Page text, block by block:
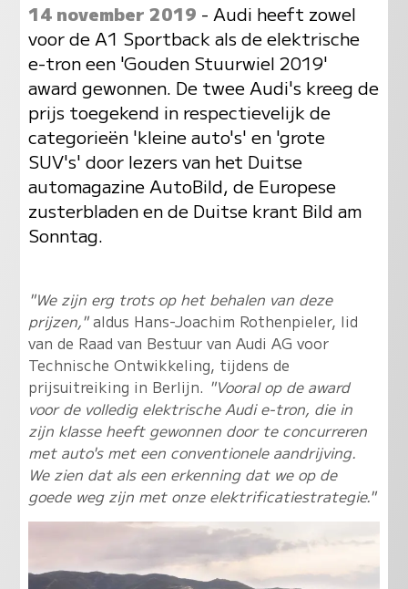
14 november 2019 - Audi heeft zowel
voor de A1 Sportback als de elektrische
e-tron een 'Gouden Stuurwiel 2019'
award gewonnen. De twee Audi's kreeg de
prijs toegekend in respectievelijk de
categorieën 'kleine auto's' en 'grote
SUV's' door lezers van het Duitse
automagazine AutoBild, de Europese
zusterbladen en de Duitse krant Bild am
Sonntag.
"We zijn erg trots op het behalen van deze
prijzen,"aldus Hans-Joachim Rothenpieler, lid
van de Raad van Bestuur van Audi AG voor
Technische Ontwikkeling, tijdens de
prijsuitreiking in Berlijn. "Vooral op de award
voor de volledig elektrische Audi e-tron, die in
zijn klasse heeft gewonnen door te concurreren
met auto's met een conventionele aandrijving.
We zien dat als een erkenning dat we op de
goede weg zijn met onze elektrificatiestrategie."